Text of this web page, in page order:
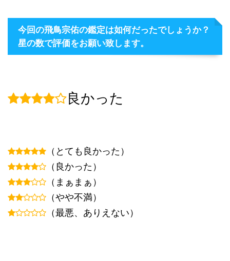
今回の飛鳥宗佑の鑑定は如何だったでしょうか？
星の数で評価をお願い致します。
良かった
（とても良かった）
（良かった）
（まぁまぁ）
（やや不満）
（最悪、ありえない）